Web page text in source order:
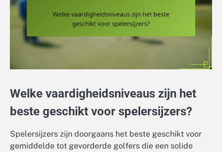
Welke vaardigheidsniveaus zijn het
beste geschikt voor spelersijzers?
Spelersijzers zijn doorgaans het beste geschikt voor
gemiddelde tot gevorderde golfers die een solide